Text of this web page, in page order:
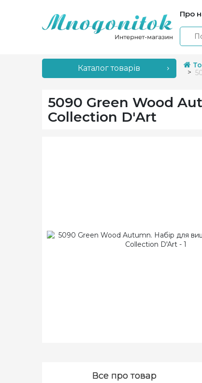
Про
Каталог товарів
5090 Green Wood
Collection D'Art
Все про товар